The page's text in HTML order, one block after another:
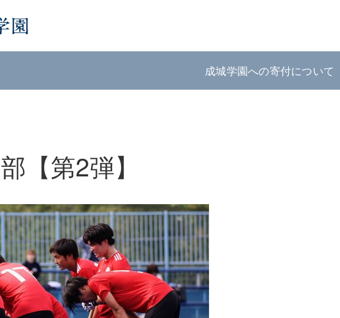
成城学園への寄付について
【第2弾】